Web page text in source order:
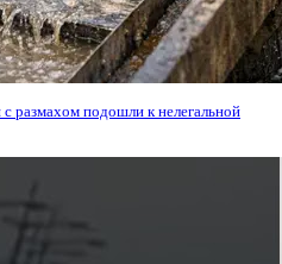
подошли к нелегальной